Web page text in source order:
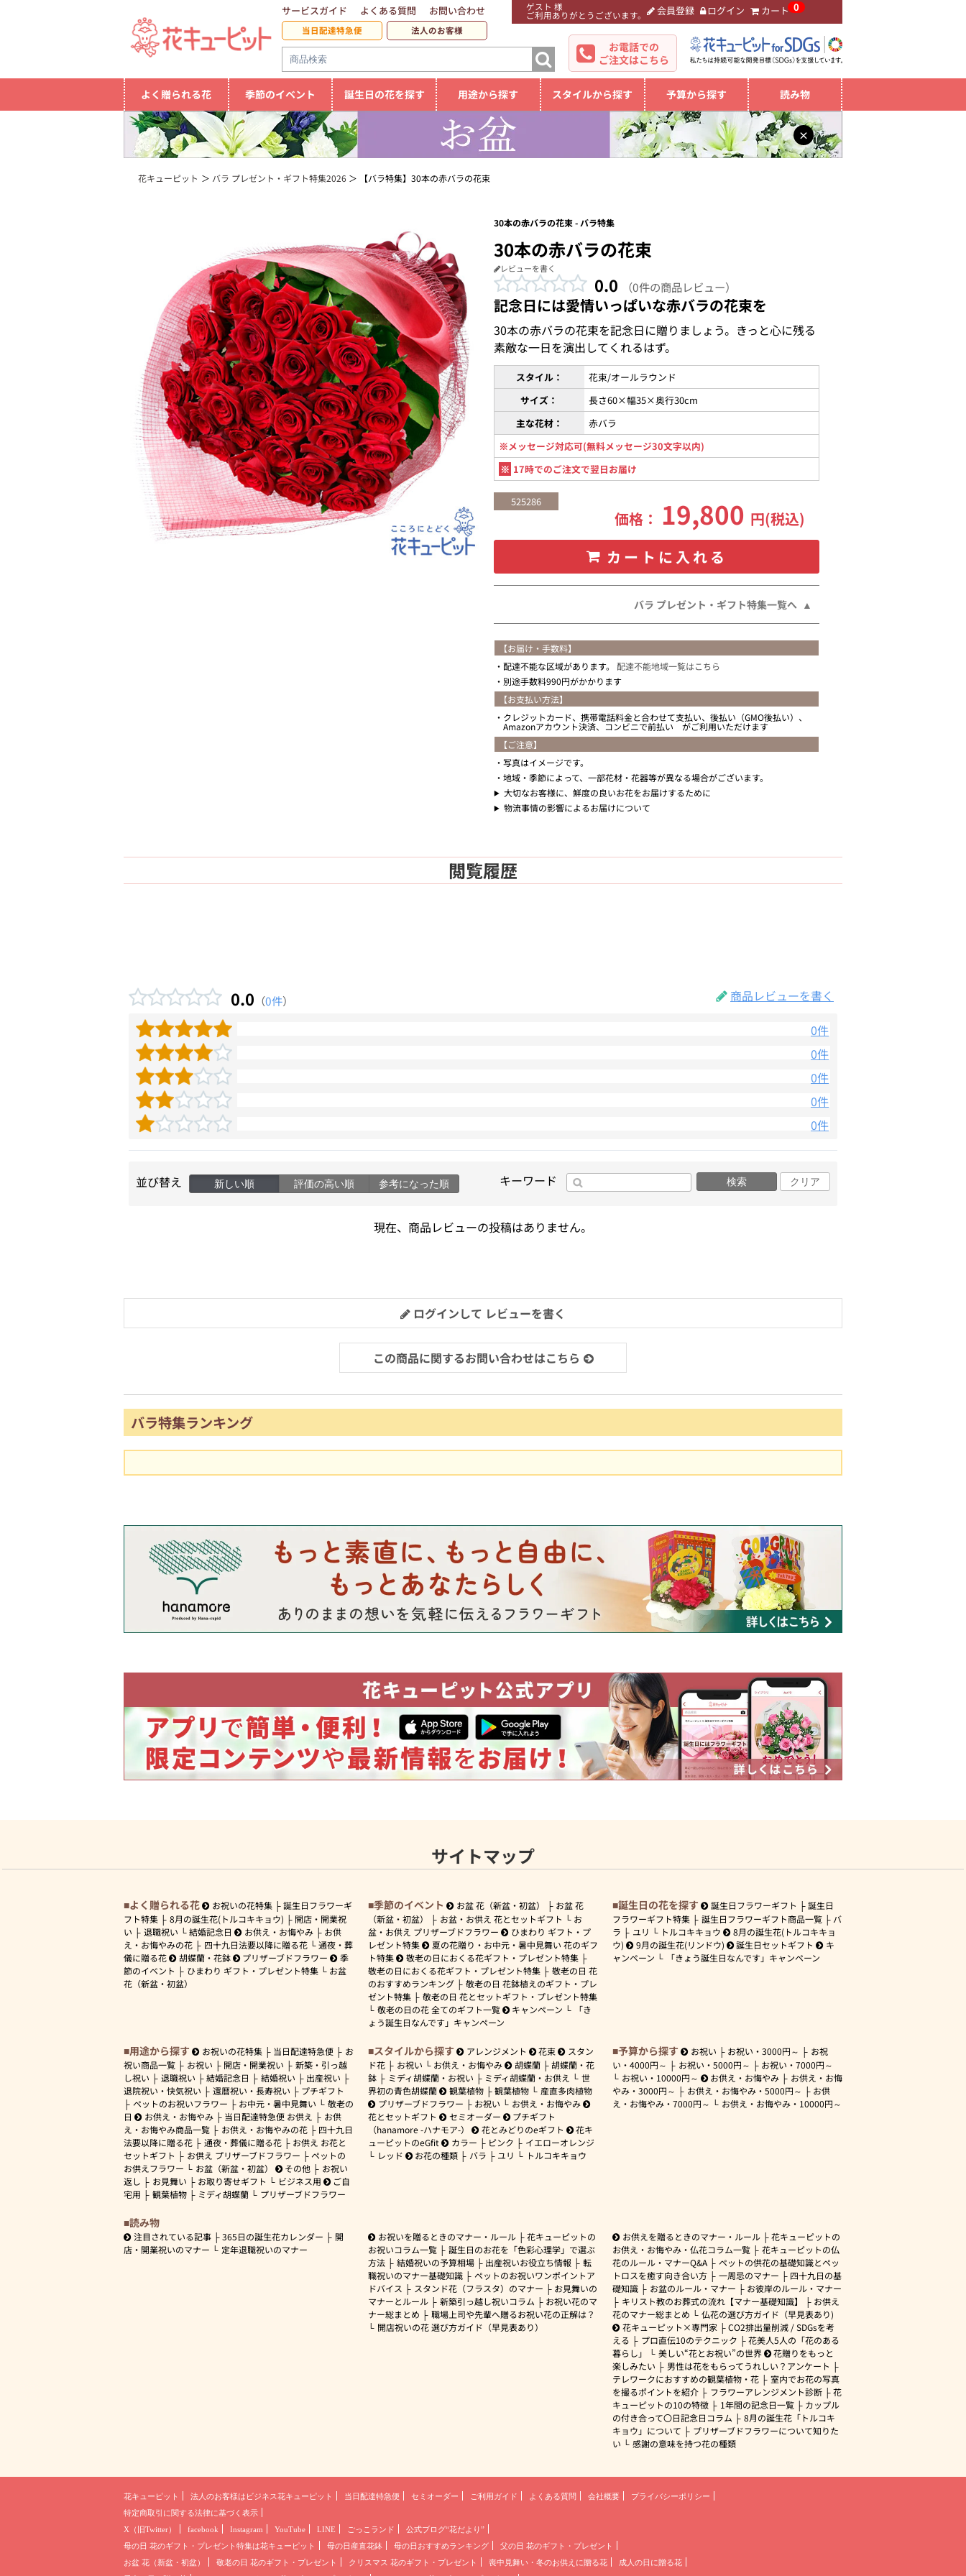
ゲスト 様
ご利用ありがとうございます。 会員登録 ログイン カート 0
サービスガイド よくある質問 お問い合わせ
当日配達特急便 法人のお客様
お電話での
ご注文はこちら
よく贈られる花 季節のイベント 誕生日の花を探す 用途から探す スタイルから探す 予算から探す 読み物
×
花キューピット バラ プレゼント・ギフト特集2026 【バラ特集】30本の赤バラの花束
30本の赤バラの花束 - バラ特集
30本の赤バラの花束
レビューを書く
0.0 （0件の商品レビュー）
記念日には愛情いっぱいな赤バラの花束を
30本の赤バラの花束を記念日に贈りましょう。きっと心に残る
素敵な一日を演出してくれるはず。
スタイル：
花束/オールラウンド
サイズ：
長さ60×幅35×奥行30cm
主な花材：
赤バラ
※メッセージ対応可(無料メッセージ30文字以内)
※ 17時でのご注文で翌日お届け
525286
価格： 19,800 円(税込)
カートに入れる
バラ プレゼント・ギフト特集一覧へ
【お届け・手数料】
配達不能な区域があります。 配達不能地域一覧はこちら
別途手数料990円がかかります
【お支払い方法】
クレジットカード、携帯電話料金と合わせて支払い、後払い（GMO後払い）、
Amazonアカウント決済、コンビニで前払い がご利用いただけます
【ご注意】
写真はイメージです。
地域・季節によって、一部花材・花器等が異なる場合がございます。
大切なお客様に、鮮度の良いお花をお届けするために
物流事情の影響によるお届けについて
閲覧履歴
0.0 （0件）
商品レビューを書く
0件
0件
0件
0件
0件
並び替え 新しい順 評価の高い順 参考になった順 キーワード 検索 クリア
現在、商品レビューの投稿はありません。
ログインして レビューを書く
この商品に関するお問い合わせはこちら
バラ特集ランキング
サイトマップ
よく贈られる花 お祝いの花特集
誕生日フラワーギ
フト特集
8月の誕生花(トルコキキョウ)
開店・開業祝
い
退職祝い 結婚記念日 お供え・お悔やみ
お供
え・お悔やみの花
四十九日法要以降に贈る花
通夜・葬
儀に贈る花
胡蝶蘭・花鉢 プリザーブドフラワー
季
節のイベント
ひまわり ギフト・プレゼント特集
お盆
花（新盆・初盆）
季節のイベント お盆 花（新盆・初盆）
お盆 花
（新盆・初盆）
お盆・お供え 花とセットギフト
お
盆・お供え プリザーブドフラワー
ひまわり ギフト・プ
レゼント特集
夏の花贈り・お中元・暑中見舞い 花のギフ
ト特集
敬老の日におくる花ギフト・プレゼント特集
敬老の日におくる花ギフト・プレゼント特集
敬老の日 花
のおすすめランキング
敬老の日 花鉢植えのギフト・プレ
ゼント特集
敬老の日 花とセットギフト・プレゼント特集
敬老の日の花 全てのギフト一覧
キャンペーン
「き
ょう誕生日なんです」キャンペーン
誕生日の花を探す 誕生日フラワーギフト
誕生日
フラワーギフト特集
誕生日フラワーギフト商品一覧
バ
ラ
ユリ トルコキキョウ
8月の誕生花(トルコキキョ
ウ)
9月の誕生花(リンドウ) 誕生日セットギフト
キ
ャンペーン
「きょう誕生日なんです」キャンペーン
用途から探す お祝いの花特集 当日配達特急便
お
祝い商品一覧
お祝い 開店・開業祝い
新築・引っ越
し祝い
退職祝い 結婚記念日 結婚祝い
出産祝い
退院祝い・快気祝い
還暦祝い・長寿祝い
プチギフト
ペットのお祝いフラワー
お中元・暑中見舞い
敬老の
日
お供え・お悔やみ 当日配達特急便 お供え
お供
え・お悔やみ商品一覧
お供え・お悔やみの花
四十九日
法要以降に贈る花
通夜・葬儀に贈る花
お供え お花と
セットギフト
お供え プリザーブドフラワー
ペットの
お供えフラワー
お盆（新盆・初盆） その他
お祝い
返し
お見舞い お取り寄せギフト ビジネス用
ご自
宅用
観葉植物 ミディ胡蝶蘭 プリザーブドフラワー
スタイルから探す アレンジメント 花束
スタン
ド花
お祝い お供え・お悔やみ 胡蝶蘭
胡蝶蘭・花
鉢
ミディ胡蝶蘭・お祝い ミディ胡蝶蘭・お供え
世
界初の青色胡蝶蘭
観葉植物 観葉植物
産直多肉植物
プリザーブドフラワー
お祝い
お供え・お悔やみ
花とセットギフト
セミオーダー
プチギフト
（hanamore -ハナモア-）
花とみどりのeギフト
花キ
ューピットのeGfit
カラー ピンク
イエローオレンジ
レッド
お花の種類 バラ ユリ トルコキキョウ
予算から探す お祝い お祝い・3000円～
お祝
い・ 4000円～ お祝い・ 5000円～ お祝い・7000円～
お祝い・ 10000円～ お供え・お悔やみ
お供え・お悔
やみ・ 3000円～ お供え・お悔やみ・ 5000円～
お供
え・お悔やみ・ 7000円～ お供え・お悔やみ・ 10000円～
読み物
注目されている記事 365日の誕生花カレンダー
開
店・開業祝いのマナー
定年退職祝いのマナー
お祝いを贈るときのマナー・ルール
花キューピットの
お祝いコラム一覧
誕生日のお花を「色彩心理学」で選ぶ
方法
結婚祝いの予算相場 出産祝いお役立ち情報
転
職祝いのマナー基礎知識
ペットのお祝いワンポイントア
ドバイス
スタンド花（フラスタ）のマナー
お見舞いの
マナーとルール
新築引っ越し祝いコラム
お祝い花のマ
ナー総まとめ
職場上司や先輩へ贈るお祝い花の正解は？
開店祝いの花 選び方ガイド（早見表あり）
お供えを贈るときのマナー・ルール
花キューピットの
お供え・お悔やみ・仏花コラム一覧
花キューピットの仏
花のルール・マナーQ&A
ペットの供花の基礎知識とペッ
トロスを癒す向き合い方
一周忌のマナー
四十九日の基
礎知識
お盆のルール・マナー
お彼岸のルール・マナー
キリスト教のお葬式の流れ【マナー基礎知識】
お供え
花のマナー総まとめ
仏花の選び方ガイド（早見表あり)
花キューピット×専門家
CO2排出量削減 / SDGsを考
える
プロ直伝10のテクニック
花美人5人の「花のある
暮らし」
美しい“花とお祝い”の世界
花贈りをもっと
楽しみたい
男性は花をもらってうれしい？アンケート
テレワークにおすすめの観葉植物・花
室内でお花の写真
を撮るポイントを紹介
フラワーアレンジメント診断
花
キューピットの10の特徴
1年間の記念日一覧
カップル
の付き合って〇日記念日コラム
8月の誕生花「トルコキ
キョウ」について
プリザーブドフラワーについて知りた
い
感謝の意味を持つ花の種類
花キューピット 法人のお客様は ビジネス花キューピット 当日配達特急便 セミオーダー ご利用ガイド よくある質問 会社概要
プライバシーポリシー
特定商取引に関する法律に基づく表示
X（旧Twitter）
facebook Instagram YouTube LINE ごっこランド
公式ブログ“花だより”
母の日 花のギフト・プレゼント 特集は花キューピット 母の日産直花鉢 母の日おすすめランキング
父の日 花のギフト・プレゼント
お盆 花（新盆・初盆）
敬老の日 花のギフト・プレゼント クリスマス 花のギフト・プレゼント 喪中見舞い・冬のお供えに贈る花
成人の日に贈る花